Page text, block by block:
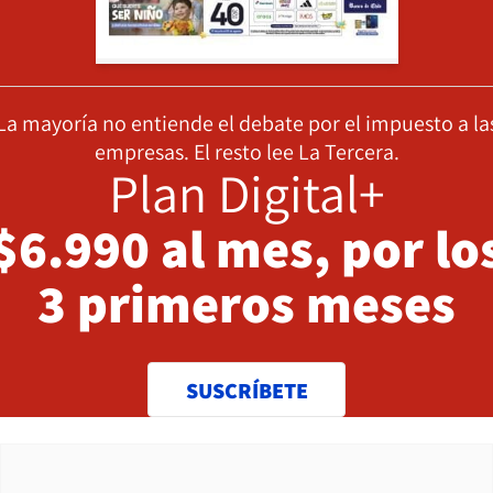
mayoría no entiende el debate por el impuesto a
empresas. El resto lee La Tercera.
Plan Digital+
al mes, por
3 primeros meses
SUSCRÍBETE